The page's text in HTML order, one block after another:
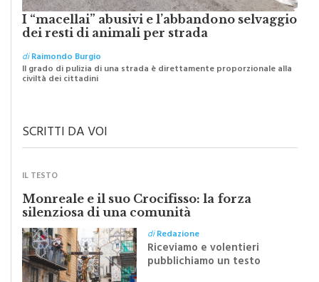
dei resti di animali per strada
diRaimondo Burgio
Il grado di pulizia di una strada è direttamente proporzionale alla
civiltà dei cittadini
Monreale e il suo Crocifisso: la forza
silenziosa di una comunità
diRedazione
Riceviamo e volentieri
pubblichiamo un testo
inviato dalla scrittrice
monrealese Mariella